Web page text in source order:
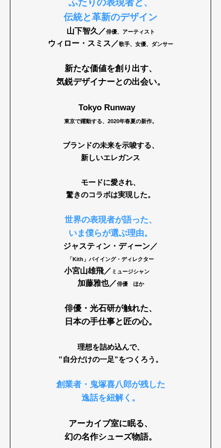
ふたりの表現者と、
伝統と革新のデザイン
山下智久／俳優、アーティスト
ウィロー・スミス／歌手、女優、ダンサー
新たな価値を創り出す、
気鋭デザイナーとの出会い。
Tokyo Runway
東京で躍動する、2020年春夏の新作。
ブランドの未来を示唆する、
新しいエレガンス
モードに愛され、
驚きのコラボは実現した。
世界の表現者が語った、
いま僕らが選ぶ理由。
ジャスティン・ディーン／
「Kith」バイイング・ディレクター
小宮山雄飛／ ミュージシャン
加藤雅也／俳優 ほか
俳優・光石研が触れた、
日本の手仕事と匠の心。
理想を詰め込んで、
‟自分だけの一足”をつくろう。
創業者・鬼塚喜八郎が残した
逸話を紐解く。
アーカイブ室に眠る、
幻の名作シューズ物語。